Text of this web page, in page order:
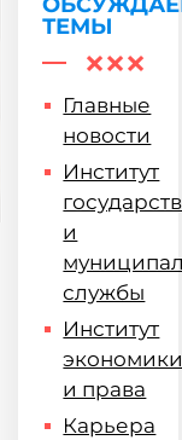
ТЕМЫ
Главные
новости
Институт
и
службы
Институт
и права
Карьера